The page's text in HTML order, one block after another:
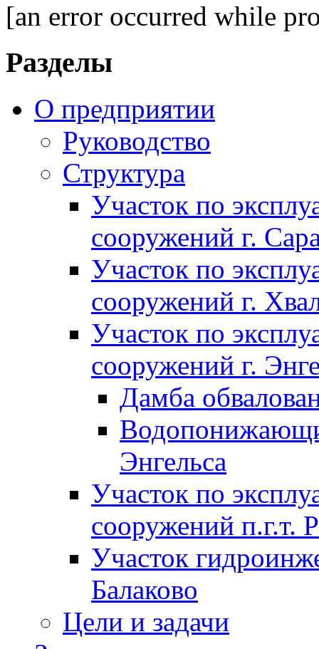
[an error occurred while
Разделы
О предприятии
Руководство
Структура
Участок по
сооружений г.
Участок по
сооружений г.
Участок по
сооружений г.
Дамба
Энгельса
Участок по
сооружений п.г.т.
Участок
Балаково
Цели и задачи